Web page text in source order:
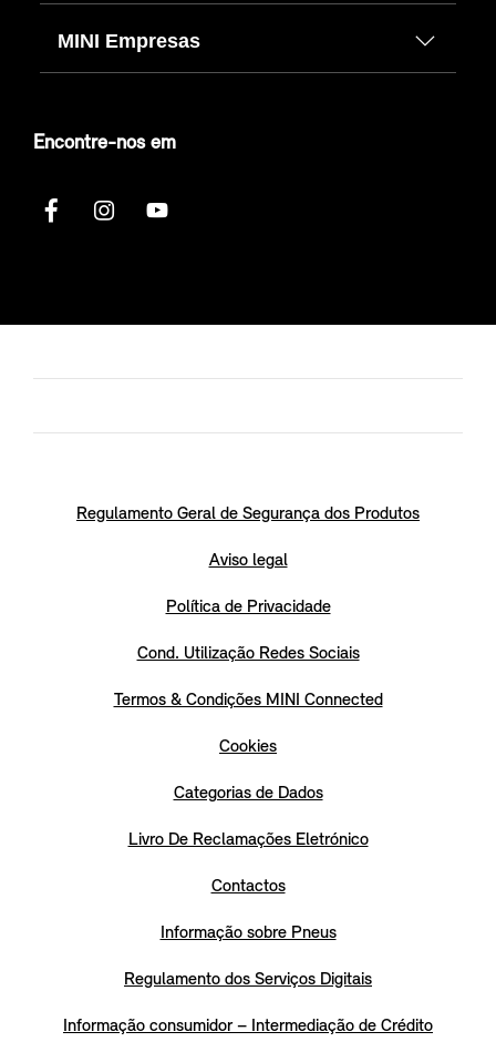
MINI Empresas
Encontre-nos em
Regulamento Geral de Segurança dos Produtos
Aviso legal
Política de Privacidade
Cond. Utilização Redes Sociais
Termos & Condições MINI Connected
Cookies
Categorias de Dados
Livro De Reclamações Eletrónico
Contactos
Informação sobre Pneus
Regulamento dos Serviços Digitais
Informação consumidor – Intermediação de Crédito